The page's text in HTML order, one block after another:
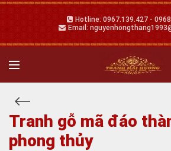
Hotline: 0967.139.427 -
Email:
Tranh gỗ mã đáo
phong thủy